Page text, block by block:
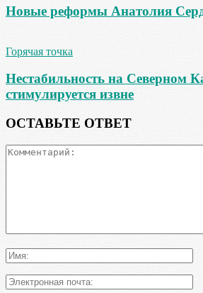
Новые реформы Анатолия
Горячая точка
Нестабильность на Северном
стимулируется извне
ОСТАВЬТЕ ОТВЕТ